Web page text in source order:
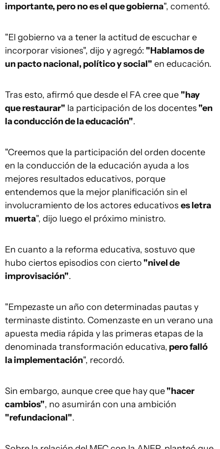
importante, pero no es el que gobierna", comentó.
"El gobierno va a tener la actitud de escuchar e
incorporar visiones", dijo y agregó: "Hablamos de
un pacto nacional, político y social" en educación.
Tras esto, afirmó que desde el FA cree que "hay
que restaurar" la participación de los docentes "en
la conducción de la educación".
"Creemos que la participación del orden docente
en la conducción de la educación ayuda a los
mejores resultados educativos, porque
entendemos que la mejor planificación sin el
involucramiento de los actores educativos es letra
muerta", dijo luego el próximo ministro.
En cuanto a la reforma educativa, sostuvo que
hubo ciertos episodios con cierto "nivel de
improvisación".
"Empezaste un año con determinadas pautas y
terminaste distinto. Comenzaste en un verano una
apuesta media rápida y las primeras etapas de la
denominada transformación educativa, pero falló
la implementación", recordó.
Sin embargo, aunque cree que hay que"hacer
cambios", no asumirán con una ambición
"refundacional".